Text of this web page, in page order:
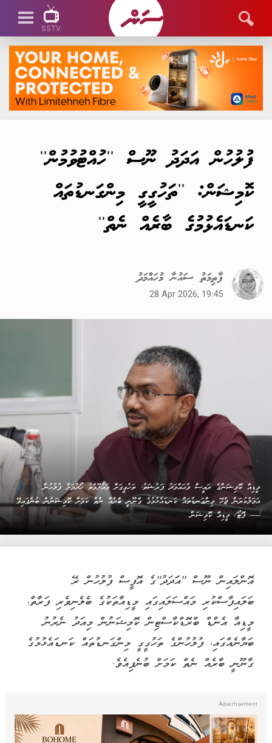
SSTV
SSTV LIVE
ފުލުހުން އަދަދު ނޫސް ''ހުއްޓުވުމުން''
ކޮމިޝަން: ''ތަހުގީގީ މިންގަނޑުތައް
ކަނޑައެޅުމުގެ ބާރެއް ނެތް''
ފާތިމަތު ސައުނާ މުހައްމަދު
28 Apr 2026, 19:45
މީޑިއާ ކޮމިޝަންގެ ރައީސް މުޙައްމަދު ފަރުޝަތު: ތަހުގީގަށް މައުލޫމާތު ހޯދުމަށް ފުލުހުން
އަމަލުކުރަން ޖެހޭ މިންގަނޑުތައް ކަނޑައެޅުމުގެ ގާނޫނީ ބާރެއް ނެތް ކަމަށް ކޮމިޝަނުން ބުނެފައިވޭ
---- ފޮޓޯ/ މީޑިއާ ކޮމިޝަން
އޮންލައިން ނޫސް ''އަަދަދު''ގެ އޮފީސް ފުލުހުން ރޭ
ބަލައިފާސްކުރި މައްސަލައިގައި މީޑިއާތަކުގެ ބެލެނިވެރި ފަރާތް،
މީޑިއާ އެންޑް ބްރޮޑްކާސްޓިން ކޮމިޝަނުން މިއަދު ނެރުނު
ބަޔާނެއްގައި، ފުލުހުންގެ ތަހުގީގީ މިންގަނޑުތައް ކަނޑައެޅުމުގެ
ގާނޫނީ ބާރެއް ނެތް ކަމަށް ބުނެފިއެވެ.